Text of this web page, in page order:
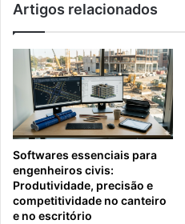
Artigos relacionados
Softwares essenciais para
engenheiros civis:
Produtividade, precisão e
competitividade no canteiro
e no escritório